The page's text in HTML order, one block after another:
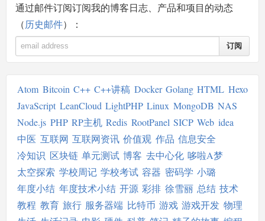
通过邮件订阅订阅我的博客日志、产品和项目的动态
（历史邮件）：
订阅
Atom Bitcoin C++ C++讲稿 Docker Golang HTML Hexo
JavaScript LeanCloud LightPHP Linux MongoDB NAS
Node.js PHP RP主机 Redis RootPanel SICP Web idea
中医 互联网 互联网资讯 价值观 作品 信息安全
冷知识 区块链 单元测试 博客 去中心化 哆啦A梦
太空探索 学校周记 学校考试 容器 密码学 小璐
年度小结 年度技术小结 开源 彩排 徐雪丽 总结 技术
教程 教育 旅行 服务器端 比特币 游戏 游戏开发 物理